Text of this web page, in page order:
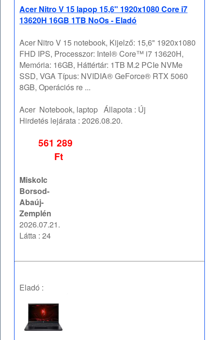
Acer Nitro V 15 lapop 15,6" 1920x1080 Core i7
13620H 16GB 1TB NoOs - Eladó
Acer Nitro V 15 notebook, Kijelző: 15,6" 1920x1080
FHD IPS, Processzor: Intel® Core™ i7 13620H,
Memória: 16GB, Háttértár: 1TB M.2 PCIe NVMe
SSD, VGA Típus: NVIDIA® GeForce® RTX 5060
8GB, Operációs re ...
Acer Notebook, laptop Állapota : Új
Hirdetés lejárata :2026.08.20.
561 289
Ft
Miskolc
Borsod-
Abaúj-
Zemplén
2026.07.21.
Látta : 24
Eladó :